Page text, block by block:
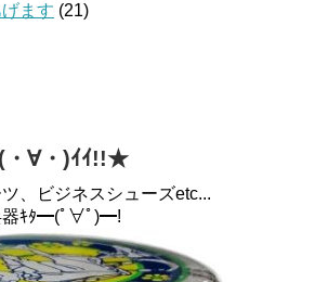
ます (21)
・∀・)ｲｲ!!★
、ビジネスシューズetc...
器ｷﾀ━(ﾟ∀ﾟ)━!